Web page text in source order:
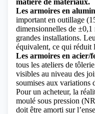
Les armoires en
important en outillage
dimensionnelles de ±0,1
grandes installations.
équivalent, ce qui réduit
Les armoires en acier/
tous les ateliers de
visibles au niveau des
soumises aux variations
Pour un acheteur, la
moulé sous pression
doit être amorti sur